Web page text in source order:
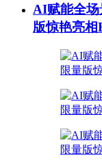
AI赋能全
版惊艳亮